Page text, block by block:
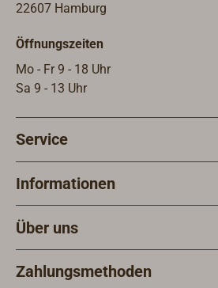
22607 Hamburg
Öffnungszeiten
Mo - Fr 9 - 18 Uhr
Sa 9 - 13 Uhr
Service
Informationen
Über uns
Zahlungsmethoden